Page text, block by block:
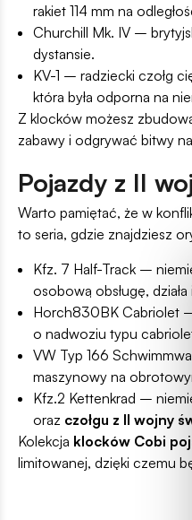
rakiet 114 mm na
Churchill Mk. IV –
dystansie.
KV-1 – radziecki czołg
która była odporna na
Z klocków możesz
zabawy i odgrywać bitwy
Pojazdy z II
Warto pamiętać, że w
to seria, gdzie znajdziesz
Kfz. 7 Half-Track –
osobową obsługę,
Horch830BK Cabriolet
o nadwoziu typu
VW Typ 166
maszynowy na
Kfz.2 Kettenkrad –
oraz czołgu z II wojny
Kolekcja klocków Cobi
limitowanej, dzięki czemu